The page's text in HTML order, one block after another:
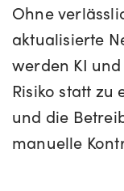
Ohne
aktualisierte
werden KI
Risiko statt zu
und die
manuelle